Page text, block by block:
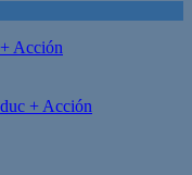
Acción
+ Acción